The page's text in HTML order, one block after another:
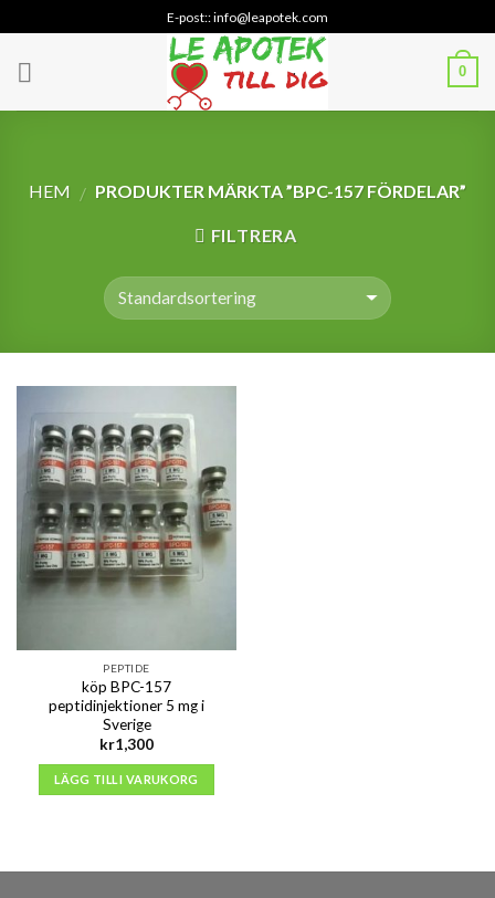
to
content
E-post:: info@leapotek.com
0
HEM / PRODUKTER MÄRKTA ”BPC-157 FÖRDELAR”
FILTRERA
PEPTIDE
köp BPC-157
peptidinjektioner 5 mg i
Sverige
kr1,300
LÄGG TILL I VARUKORG